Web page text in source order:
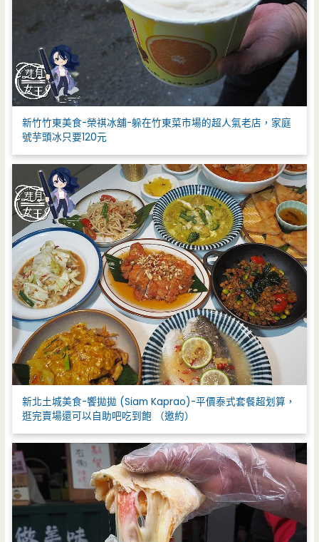
新竹竹東美食-榮祺冰舖-躲在竹東菜市場的超人氣老店，家庭
號芋頭冰只要120元
新北土城美食-饗拋拋 (Siam Kaprao)-平價泰式套餐超划算，
逛完賣場還可以自助吧吃到飽 （邀約）